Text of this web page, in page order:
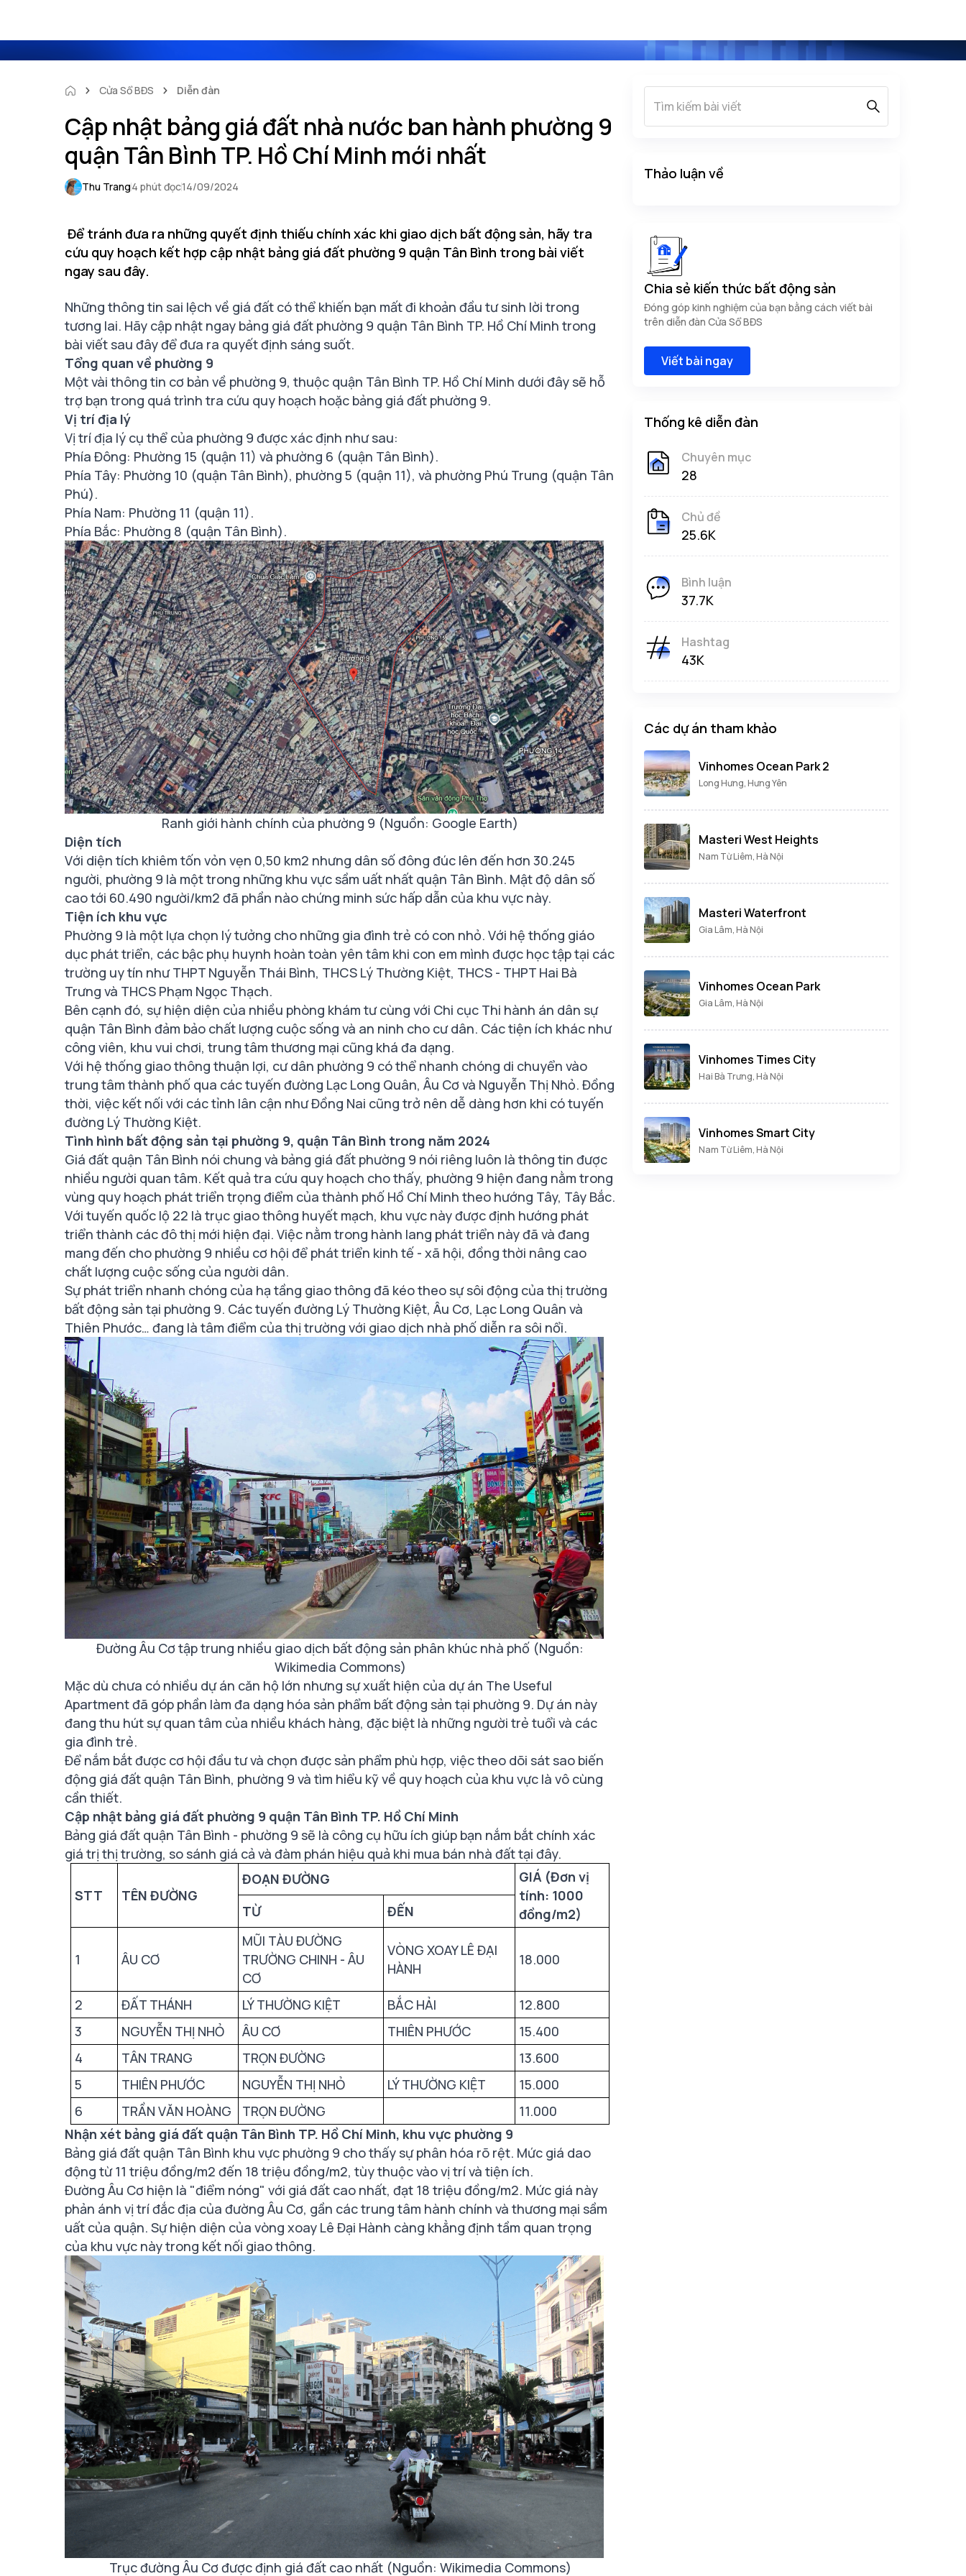
Cửa Sổ BĐS Diễn đàn
Cập nhật bảng giá đất nhà nước ban hành phường 9
quận Tân Bình TP. Hồ Chí Minh mới nhất
Thu Trang4 phút đọc14/09/2024
Để tránh đưa ra những quyết định thiếu chính xác khi giao dịch bất động sản, hãy tra
cứu quy hoạch kết hợp cập nhật bảng giá đất phường 9 quận Tân Bình trong bài viết
ngay sau đây.
Những thông tin sai lệch về giá đất có thể khiến bạn mất đi khoản đầu tư sinh lời trong
tương lai. Hãy cập nhật ngay bảng giá đất phường 9 quận Tân Bình TP. Hồ Chí Minh trong
bài viết sau đây để đưa ra quyết định sáng suốt.
Tổng quan về phường 9
Một vài thông tin cơ bản về phường 9, thuộc quận Tân Bình TP. Hồ Chí Minh dưới đây sẽ hỗ
trợ bạn trong quá trình tra cứu quy hoạch hoặc bảng giá đất phường 9.
Vị trí địa lý
Vị trí địa lý cụ thể của phường 9 được xác định như sau:
Phía Đông: Phường 15 (quận 11) và phường 6 (quận Tân Bình).
Phía Tây: Phường 10 (quận Tân Bình), phường 5 (quận 11), và phường Phú Trung (quận Tân
Phú).
Phía Nam: Phường 11 (quận 11).
Phía Bắc: Phường 8 (quận Tân Bình).
Ranh giới hành chính của phường 9 (Nguồn: Google Earth)
Diện tích
Với diện tích khiêm tốn vỏn vẹn 0,50 km2 nhưng dân số đông đúc lên đến hơn 30.245
người, phường 9 là một trong những khu vực sầm uất nhất quận Tân Bình. Mật độ dân số
cao tới 60.490 người/km2 đã phần nào chứng minh sức hấp dẫn của khu vực này.
Tiện ích khu vực
Phường 9 là một lựa chọn lý tưởng cho những gia đình trẻ có con nhỏ. Với hệ thống giáo
dục phát triển, các bậc phụ huynh hoàn toàn yên tâm khi con em mình được học tập tại các
trường uy tín như THPT Nguyễn Thái Bình, THCS Lý Thường Kiệt, THCS - THPT Hai Bà
Trưng và THCS Phạm Ngọc Thạch.
Bên cạnh đó, sự hiện diện của nhiều phòng khám tư cùng với Chi cục Thi hành án dân sự
quận Tân Bình đảm bảo chất lượng cuộc sống và an ninh cho cư dân. Các tiện ích khác như
công viên, khu vui chơi, trung tâm thương mại cũng khá đa dạng.
Với hệ thống giao thông thuận lợi, cư dân phường 9 có thể nhanh chóng di chuyển vào
trung tâm thành phố qua các tuyến đường Lạc Long Quân, Âu Cơ và Nguyễn Thị Nhỏ. Đồng
thời, việc kết nối với các tỉnh lân cận như Đồng Nai cũng trở nên dễ dàng hơn khi có tuyến
đường Lý Thường Kiệt.
Tình hình bất động sản tại phường 9, quận Tân Bình trong năm 2024
Giá đất quận Tân Bình nói chung và bảng giá đất phường 9 nói riêng luôn là thông tin được
nhiều người quan tâm. Kết quả tra cứu quy hoạch cho thấy, phường 9 hiện đang nằm trong
vùng quy hoạch phát triển trọng điểm của thành phố Hồ Chí Minh theo hướng Tây, Tây Bắc.
Với tuyến quốc lộ 22 là trục giao thông huyết mạch, khu vực này được định hướng phát
triển thành các đô thị mới hiện đại. Việc nằm trong hành lang phát triển này đã và đang
mang đến cho phường 9 nhiều cơ hội để phát triển kinh tế - xã hội, đồng thời nâng cao
chất lượng cuộc sống của người dân.
Sự phát triển nhanh chóng của hạ tầng giao thông đã kéo theo sự sôi động của thị trường
bất động sản tại phường 9. Các tuyến đường Lý Thường Kiệt, Âu Cơ, Lạc Long Quân và
Thiên Phước… đang là tâm điểm của thị trường với giao dịch nhà phố diễn ra sôi nổi.
Đường Âu Cơ tập trung nhiều giao dịch bất động sản phân khúc nhà phố (Nguồn:
Wikimedia Commons)
Mặc dù chưa có nhiều dự án căn hộ lớn nhưng sự xuất hiện của dự án The Useful
Apartment đã góp phần làm đa dạng hóa sản phẩm bất động sản tại phường 9. Dự án này
đang thu hút sự quan tâm của nhiều khách hàng, đặc biệt là những người trẻ tuổi và các
gia đình trẻ.
Để nắm bắt được cơ hội đầu tư và chọn được sản phẩm phù hợp, việc theo dõi sát sao biến
động giá đất quận Tân Bình, phường 9 và tìm hiểu kỹ về quy hoạch của khu vực là vô cùng
cần thiết.
Cập nhật bảng giá đất phường 9 quận Tân Bình TP. Hồ Chí Minh
Bảng giá đất quận Tân Bình - phường 9 sẽ là công cụ hữu ích giúp bạn nắm bắt chính xác
giá trị thị trường, so sánh giá cả và đàm phán hiệu quả khi mua bán nhà đất tại đây.
STT TÊN ĐƯỜNG
ĐOẠN ĐƯỜNG
GIÁ (Đơn vị
tính: 1000
đồng/m2)
TỪ ĐẾN
1 ÂU CƠ
MŨI TÀU ĐƯỜNG
TRƯỜNG CHINH - ÂU
CƠ
VÒNG XOAY LÊ ĐẠI
HÀNH
18.000
2 ĐẤT THÁNH LÝ THƯỜNG KIỆT BẮC HẢI
12.800
3
NGUYỄN THỊ NHỎ ÂU CƠ THIÊN PHƯỚC
15.400
4
TÂN TRANG TRỌN ĐƯỜNG
13.600
5
THIÊN PHƯỚC NGUYỄN THỊ NHỎ LÝ THƯỜNG KIỆT
15.000
6
TRẦN VĂN HOÀNG TRỌN ĐƯỜNG
11.000
Nhận xét bảng giá đất quận Tân Bình TP. Hồ Chí Minh, khu vực phường 9
Bảng giá đất quận Tân Bình khu vực phường 9 cho thấy sự phân hóa rõ rệt. Mức giá dao
động từ 11 triệu đồng/m2 đến 18 triệu đồng/m2, tùy thuộc vào vị trí và tiện ích.
Đường Âu Cơ hiện là "điểm nóng" với giá đất cao nhất, đạt 18 triệu đồng/m2. Mức giá này
phản ánh vị trí đắc địa của đường Âu Cơ, gần các trung tâm hành chính và thương mại sầm
uất của quận. Sự hiện diện của vòng xoay Lê Đại Hành càng khẳng định tầm quan trọng
của khu vực này trong kết nối giao thông.
Trục đường Âu Cơ được định giá đất cao nhất (Nguồn: Wikimedia Commons)
Thảo luận về
Chia sẻ kiến thức bất động sản
Đóng góp kinh nghiệm của bạn bằng cách viết bài
trên diễn đàn Cửa Sổ BĐS
Viết bài ngay
Thống kê diễn đàn
Chuyên mục
28
Chủ đề
25.6K
Bình luận
37.7K
Hashtag
43K
Các dự án tham khảo
Vinhomes Ocean Park 2
Long Hưng, Hưng Yên
Masteri West Heights
Nam Từ Liêm, Hà Nội
Masteri Waterfront
Gia Lâm, Hà Nội
Vinhomes Ocean Park
Gia Lâm, Hà Nội
Vinhomes Times City
Hai Bà Trưng, Hà Nội
Vinhomes Smart City
Nam Từ Liêm, Hà Nội